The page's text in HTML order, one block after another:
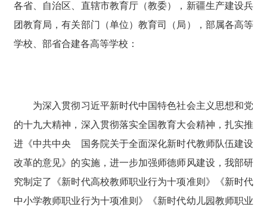
各省、自治区、直辖市教育厅（教委），新疆生产建设兵
团教育局，有关部门（单位）教育司（局），部属各高等
学校、部省合建各高等学校：
为深入贯彻习近平新时代中国特色社会主义思想和党
的十九大精神，深入贯彻落实全国教育大会精神，扎实推
进《中共中央 国务院关于全面深化新时代教师队伍建设
改革的意见》的实施，进一步加强师德师风建设，我部研
究制定了《新时代高校教师职业行为十项准则》《新时代
中小学教师职业行为十项准则》《新时代幼儿园教师职业